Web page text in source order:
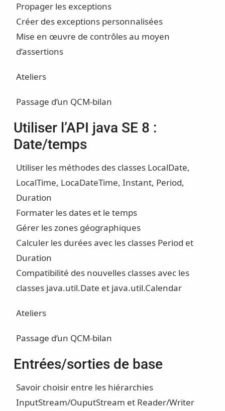
Propager les exceptions
Créer des exceptions personnalisées
Mise en œuvre de contrôles au moyen
d’assertions
Ateliers
Passage d’un QCM-bilan
Utiliser l’API java SE 8 :
Date/temps
Utiliser les méthodes des classes LocalDate,
LocalTime, LocaDateTime, Instant, Period,
Duration
Formater les dates et le temps
Gérer les zones géographiques
Calculer les durées avec les classes Period et
Duration
Compatibilité des nouvelles classes avec les
classes java.util.Date et java.util.Calendar
Ateliers
Passage d’un QCM-bilan
Entrées/sorties de base
Savoir choisir entre les hiérarchies
InputStream/OuputStream et Reader/Writer